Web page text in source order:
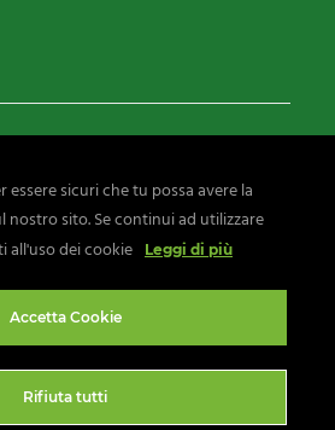
essere sicuri che tu possa avere la
nostro sito. Se continui ad utilizzare
all'uso dei cookie
Leggi di più
Accetta Cookie
Rifiuta tutti